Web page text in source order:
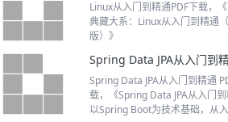
Linux从入门到精通PDF下载，
典藏大系：Linux从入门到精通
版）》
Spring Data JPA从入门到精通
载，《Spring Data JPA从入门到
以Spring Boot为技术基础，从